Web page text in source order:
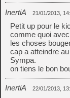
InertiA 21/01/2013,
Petit up pour le
comme quoi
les choses
cap a atteindre
Sympa.
on tiens le bon
InertiA 22/01/2013,